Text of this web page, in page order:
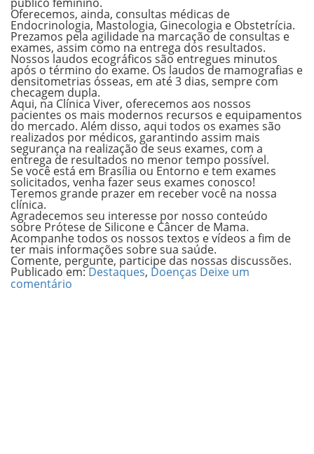
Oferecemos, ainda, consultas médicas de
Endocrinologia, Mastologia, Ginecologia e Obstetrícia.
Prezamos pela agilidade na marcação de consultas e
exames, assim como na entrega dos resultados.
Nossos laudos ecográficos são entregues minutos
após o término do exame. Os laudos de mamografias e
densitometrias ósseas, em até 3 dias, sempre com
checagem dupla.
Aqui, na Clínica Viver, oferecemos aos nossos
pacientes os mais modernos recursos e equipamentos
do mercado. Além disso, aqui todos os exames são
realizados por médicos, garantindo assim mais
segurança na realização de seus exames, com a
entrega de resultados no menor tempo possível.
Se você está em Brasília ou Entorno e tem exames
solicitados, venha fazer seus exames conosco!
Teremos grande prazer em receber você na nossa
clínica.
Agradecemos seu interesse por nosso conteúdo
sobre Prótese de Silicone e Câncer de Mama.
Acompanhe todos os nossos textos e vídeos a fim de
ter mais informações sobre sua saúde.
Comente, pergunte, participe das nossas discussões.
Publicado em:Destaques, Doenças Deixe um
comentário